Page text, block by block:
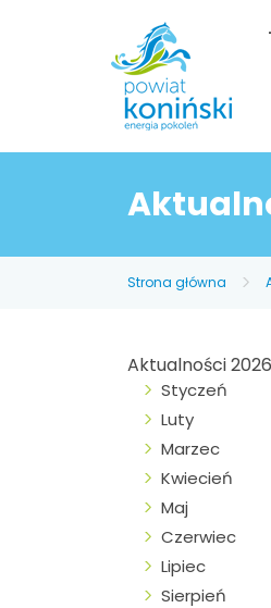
Strona główna
Aktualności 2026
Styczeń
Luty
Marzec
Kwiecień
Maj
Czerwiec
Lipiec
Sierpień